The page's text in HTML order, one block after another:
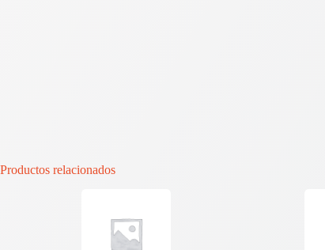
Productos relacionados